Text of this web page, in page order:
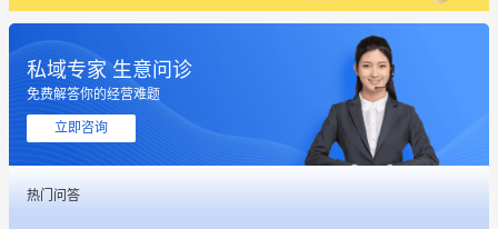
私域专家 生意问诊
免费解答你的经营难题
立即咨询
热门问答
这个营销策划案例推荐大家看一下
用有赞就能在微信、小红书同时经营了